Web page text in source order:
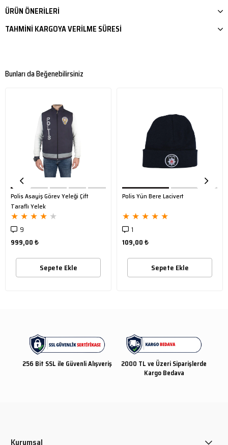
ÜRÜN ÖNERILERI
TAHMINI KARGOYA VERILME SÜRESI
Bunları da Beğenebilirsiniz
Polis Asayiş Görev Yeleği Çift
Taraflı Yelek
★ ★ ★ ★ ★
9
999,00 ₺
Sepete Ekle
Polis Yün Bere Lacivert
★ ★ ★ ★ ★
1
109,00 ₺
Sepete Ekle
256 Bit SSL ile Güvenli Alışveriş
2000 TL ve Üzeri Siparişlerde
Kargo Bedava
Kurumsal